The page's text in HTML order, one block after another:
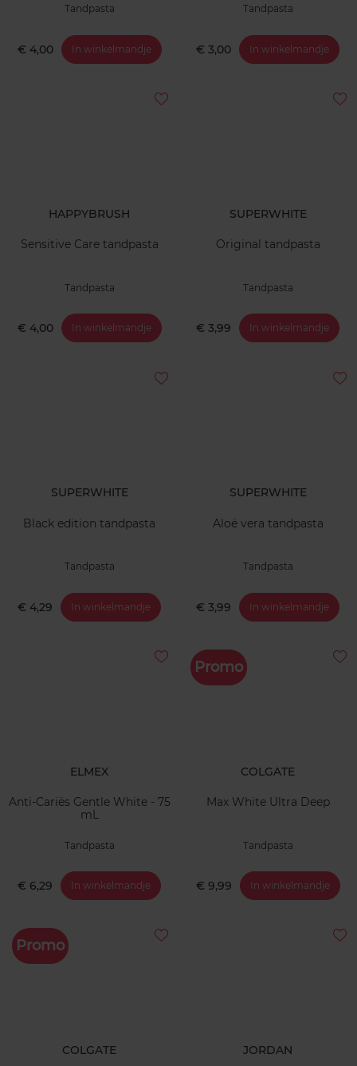
Tandpasta
€ 4,00 In winkelmandje
Tandpasta
€ 3,00 In winkelmandje
HAPPYBRUSH
Sensitive Care tandpasta
Tandpasta
€ 4,00 In winkelmandje
SUPERWHITE
Original tandpasta
Tandpasta
€ 3,99 In winkelmandje
SUPERWHITE
Black edition tandpasta
Tandpasta
€ 4,29 In winkelmandje
SUPERWHITE
Aloë vera tandpasta
Tandpasta
€ 3,99 In winkelmandje
ELMEX
Anti-Cariës Gentle White - 75
mL
Tandpasta
€ 6,29 In winkelmandje
Promo
COLGATE
Max White Ultra Deep
Tandpasta
€ 9,99 In winkelmandje
Promo
COLGATE JORDAN